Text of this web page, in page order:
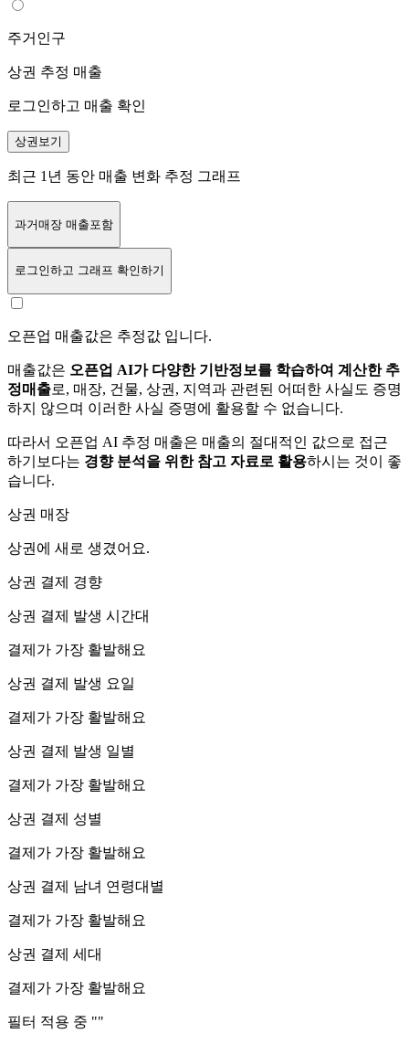
주거인구
상권 추정 매출
로그인하고 매출 확인
상권보기
최근 1년 동안 매출 변화 추정 그래프
과거매장 매출포함
로그인하고 그래프 확인하기
오픈업 매출값은 추정값 입니다.
매출값은 오픈업 AI가 다양한 기반정보를 학습하여 계산한 추
정매출로, 매장, 건물, 상권, 지역과 관련된 어떠한 사실도 증명
하지 않으며 이러한 사실 증명에 활용할 수 없습니다.
따라서 오픈업 AI 추정 매출은 매출의 절대적인 값으로 접근
하기보다는 경향 분석을 위한 참고 자료로 활용하시는 것이 좋
습니다.
상권 매장
상권에 새로 생겼어요.
상권 결제 경향
상권 결제 발생 시간대
결제가 가장 활발해요
상권 결제 발생 요일
결제가 가장 활발해요
상권 결제 발생 일별
결제가 가장 활발해요
상권 결제 성별
결제가 가장 활발해요
상권 결제 남녀 연령대별
결제가 가장 활발해요
상권 결제 세대
결제가 가장 활발해요
필터 적용 중 ""